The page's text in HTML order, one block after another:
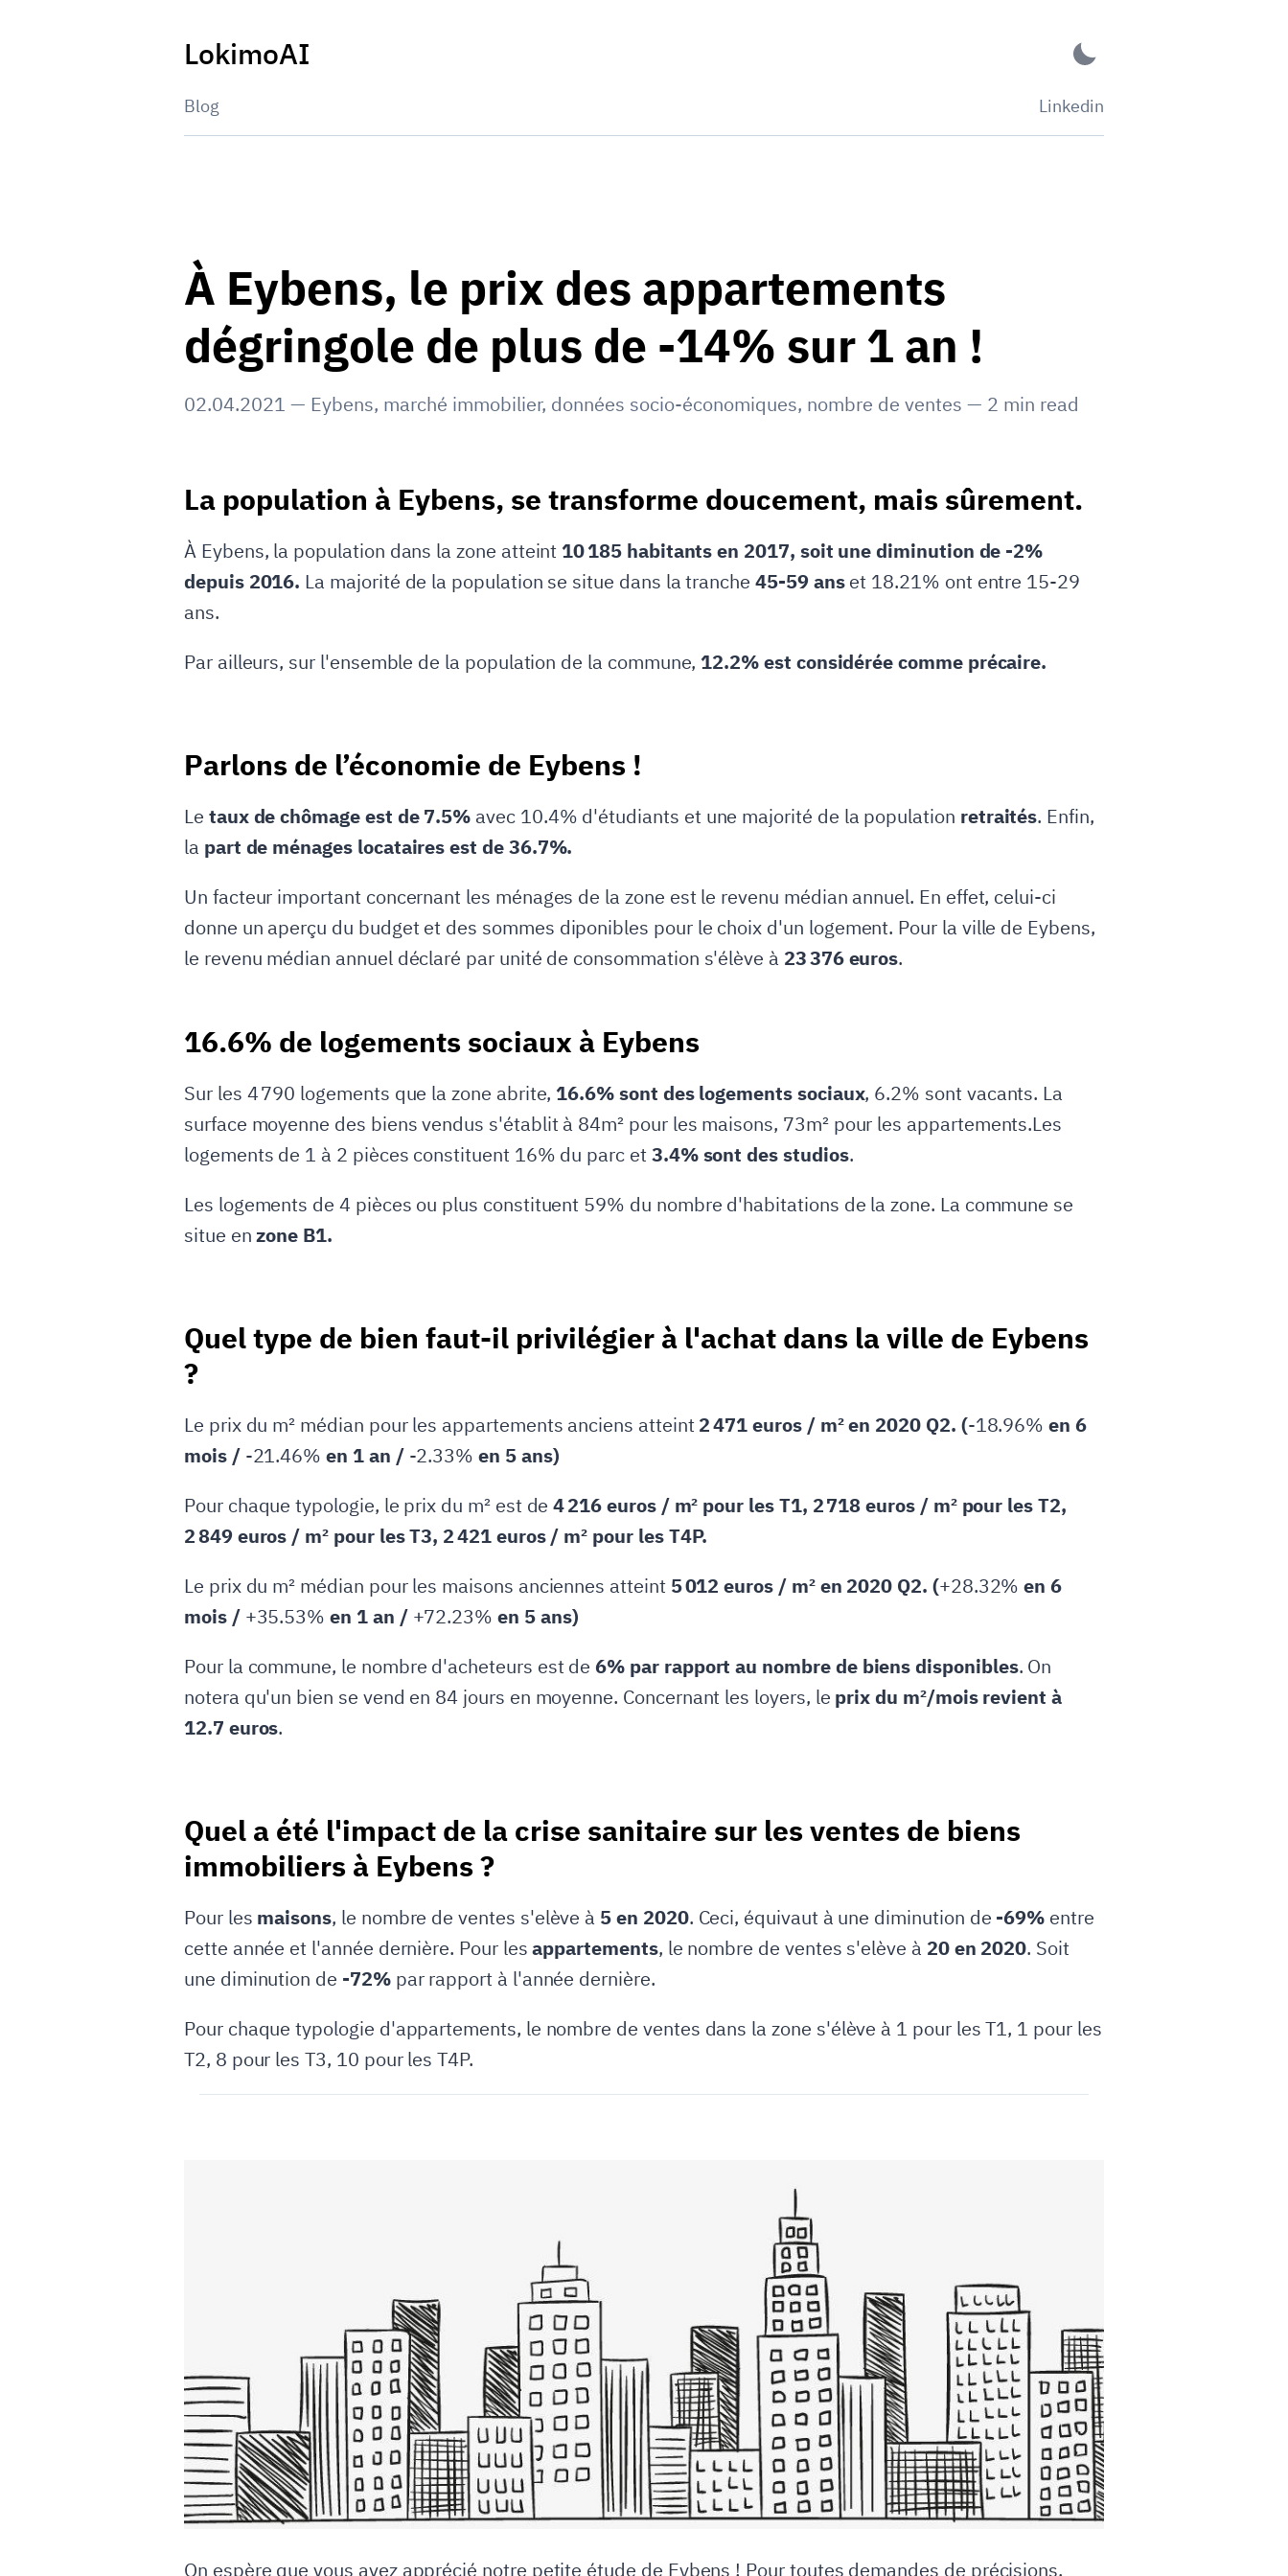
LokimoAI
Blog Linkedin
À Eybens, le prix des appartements
dégringole de plus de -14% sur 1 an !
02.04.2021 — Eybens, marché immobilier, données socio-économiques, nombre de ventes — 2 min read
La population à Eybens, se transforme doucement, mais sûrement.
À Eybens, la population dans la zone atteint 10 185 habitants en 2017, soit une diminution de -2%
depuis 2016. La majorité de la population se situe dans la tranche 45-59 anset 18.21% ont entre 15-29
ans.
Par ailleurs, sur l'ensemble de la population de la commune, 12.2% est considérée comme précaire.
Parlons de l’économie de Eybens !
Le taux de chômage est de 7.5% avec 10.4% d'étudiants et une majorité de la population retraités. Enfin,
la part de ménages locataires est de 36.7%.
Un facteur important concernant les ménages de la zone est le revenu médian annuel. En effet, celui-ci
donne un aperçu du budget et des sommes diponibles pour le choix d'un logement. Pour la ville de Eybens,
le revenu médian annuel déclaré par unité de consommation s'élève à 23 376 euros.
16.6% de logements sociaux à Eybens
Sur les 4 790 logements que la zone abrite, 16.6% sont des logements sociaux, 6.2% sont vacants. La
surface moyenne des biens vendus s'établit à 84m² pour les maisons, 73m² pour les appartements.Les
logements de 1 à 2 pièces constituent 16% du parc et3.4% sont des studios.
Les logements de 4 pièces ou plus constituent 59% du nombre d'habitations de la zone. La commune se
situe enzone B1.
Quel type de bien faut-il privilégier à l'achat dans la ville de Eybens
?
Le prix du m² médian pour les appartements anciens atteint2 471 euros / m² en 2020 Q2. (-18.96% en 6
mois / -21.46% en 1 an / -2.33% en 5 ans)
Pour chaque typologie, le prix du m² est de4 216 euros / m² pour les T1, 2 718 euros / m² pour les T2,
2 849 euros / m² pour les T3, 2 421 euros / m² pour les T4P.
Le prix du m² médian pour les maisons anciennes atteint 5 012 euros / m² en 2020 Q2. (+28.32% en 6
mois / +35.53% en 1 an / +72.23% en 5 ans)
Pour la commune, le nombre d'acheteurs est de6% par rapport au nombre de biens disponibles. On
notera qu'un bien se vend en 84 jours en moyenne. Concernant les loyers, le prix du m²/mois revient à
12.7 euros.
Quel a été l'impact de la crise sanitaire sur les ventes de biens
immobiliers à Eybens ?
Pour les maisons, le nombre de ventes s'elève à 5 en 2020. Ceci, équivaut à une diminution de -69% entre
cette année et l'année dernière. Pour lesappartements, le nombre de ventes s'elève à 20 en 2020. Soit
une diminution de -72%par rapport à l'année dernière.
Pour chaque typologie d'appartements, le nombre de ventes dans la zone s'élève à 1 pour les T1, 1 pour les
T2, 8 pour les T3, 10 pour les T4P.
On espère que vous avez apprécié notre petite étude de Eybens ! Pour toutes demandes de précisions,